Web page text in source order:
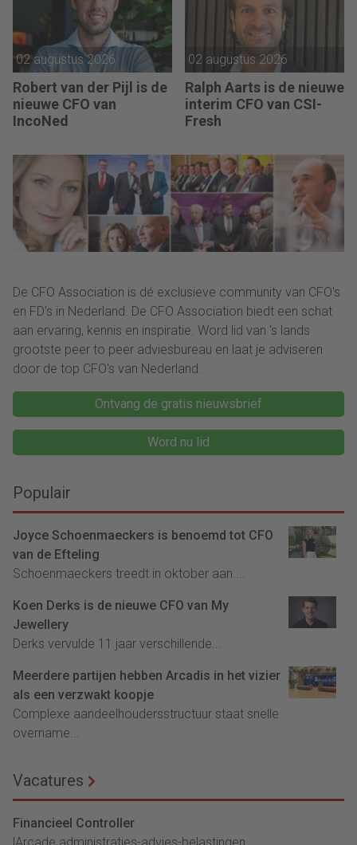
02 augustus 2026
Robert van der Pijl is de
nieuwe CFO van
IncoNed
02 augustus 2026
Ralph Aarts is de nieuwe
interim CFO van CSI-
Fresh
De CFO Association is dé exclusieve community van CFO's
en FD's in Nederland. De CFO Association biedt een schat
aan ervaring, kennis en inspiratie. Word lid van ‘s lands
grootste peer to peer adviesbureau en laat je adviseren
door de top CFO's van Nederland.
Ontvang de gratis nieuwsbrief
Word nu lid
Populair
Joyce Schoenmaeckers is benoemd tot CFO
van de Efteling
Schoenmaeckers treedt in oktober aan....
Koen Derks is de nieuwe CFO van My
Jewellery
Derks vervulde 11 jaar verschillende...
Meerdere partijen hebben Arcadis in het vizier
als een verzwakt koopje
Complexe aandeelhoudersstructuur staat snelle
overname...
Vacatures
Financieel Controller